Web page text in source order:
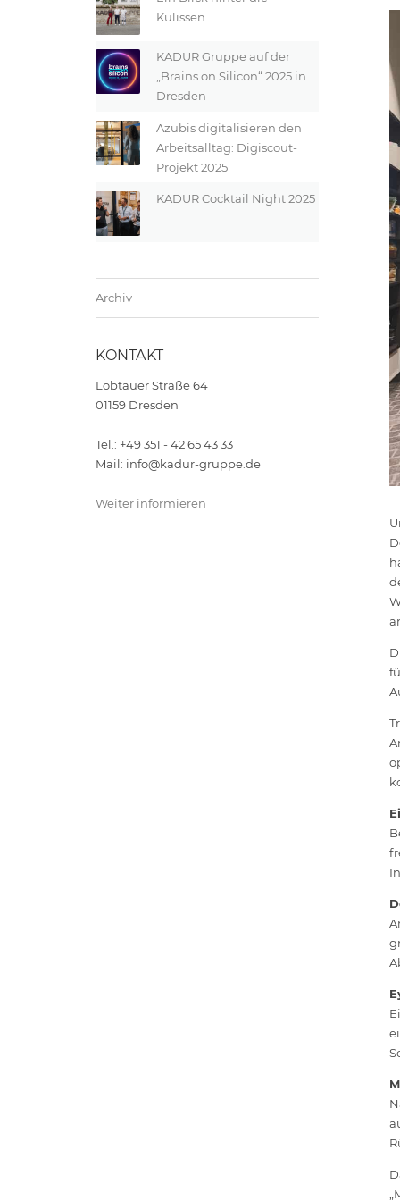
Kulissen
KADUR Gruppe auf der
„Brains on Silicon“ 2025 in
Dresden
Azubis digitalisieren den
Arbeitsalltag: Digiscout-
Projekt 2025
KADUR Cocktail Night 2025
Archiv
KONTAKT
Löbtauer Straße 64
01159 Dresden
Tel.: +49 351 - 42 65 43 33
Mail: info@kadur-gruppe.de
Weiter informieren